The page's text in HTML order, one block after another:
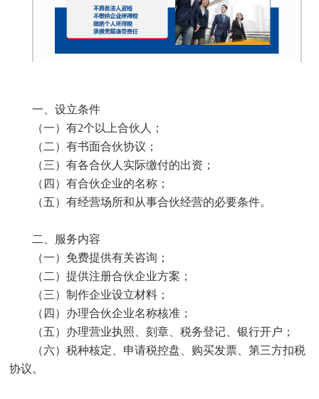
一、设立条件
（一）有2个以上合伙人；
（二）有书面合伙协议；
（三）有各合伙人实际缴付的出资；
（四）有合伙企业的名称；
（五）有经营场所和从事合伙经营的必要条件。
二、服务内容
（一）免费提供有关咨询；
（二）提供注册合伙企业方案；
（三）制作企业设立材料；
（四）办理合伙企业名称核准；
（五）办理营业执照、刻章、税务登记、银行开户；
（六）税种核定、申请税控盘、购买发票、第三方扣税
协议。